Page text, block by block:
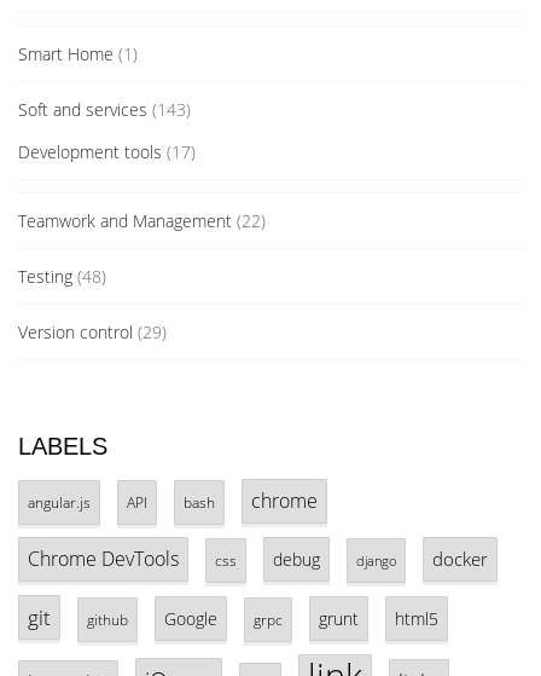
Smart Home (1)
Soft and services (143)
Development tools (17)
Teamwork and Management (22)
Testing (48)
Version control (29)
LABELS
angular.js API bash chrome
Chrome DevTools css debug django docker
git github Google grpc grunt html5